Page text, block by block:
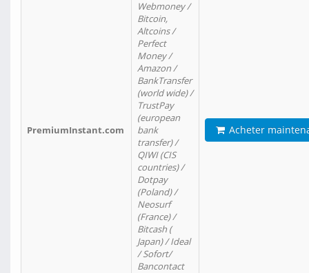
PremiumInstant.com
Webmoney /
Bitcoin,
Altcoins /
Perfect
Money /
Amazon /
BankTransfer
(world wide) /
TrustPay
(european
bank
transfer) /
QIWI (CIS
countries) /
Dotpay
(Poland) /
Neosurf
(France) /
Bitcash (
Japan) / Ideal
/ Sofort/
Bancontact
Acheter